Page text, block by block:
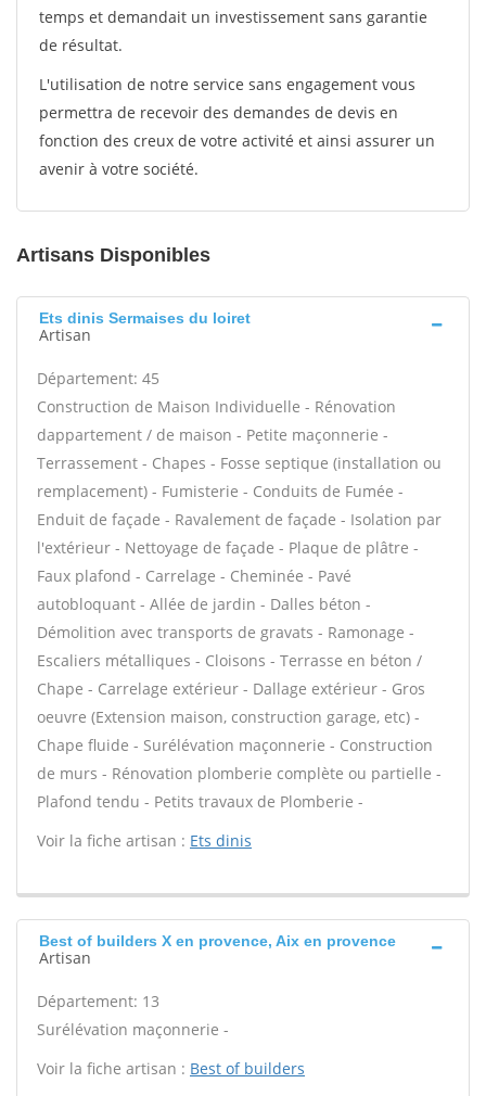
temps et demandait un investissement sans garantie
de résultat.
L'utilisation de notre service sans engagement vous
permettra de recevoir des demandes de devis en
fonction des creux de votre activité et ainsi assurer un
avenir à votre société.
Artisans Disponibles
Ets dinis Sermaises du loiret
Artisan
Département: 45
Construction de Maison Individuelle - Rénovation
dappartement / de maison - Petite maçonnerie -
Terrassement - Chapes - Fosse septique (installation ou
remplacement) - Fumisterie - Conduits de Fumée -
Enduit de façade - Ravalement de façade - Isolation par
l'extérieur - Nettoyage de façade - Plaque de plâtre -
Faux plafond - Carrelage - Cheminée - Pavé
autobloquant - Allée de jardin - Dalles béton -
Démolition avec transports de gravats - Ramonage -
Escaliers métalliques - Cloisons - Terrasse en béton /
Chape - Carrelage extérieur - Dallage extérieur - Gros
oeuvre (Extension maison, construction garage, etc) -
Chape fluide - Surélévation maçonnerie - Construction
de murs - Rénovation plomberie complète ou partielle -
Plafond tendu - Petits travaux de Plomberie -
Voir la fiche artisan : Ets dinis
Best of builders X en provence, Aix en provence
Artisan
Département: 13
Surélévation maçonnerie -
Voir la fiche artisan : Best of builders